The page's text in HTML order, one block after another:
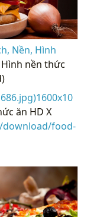
Nền, Hình
nền thức
ăn HD X
download/food-